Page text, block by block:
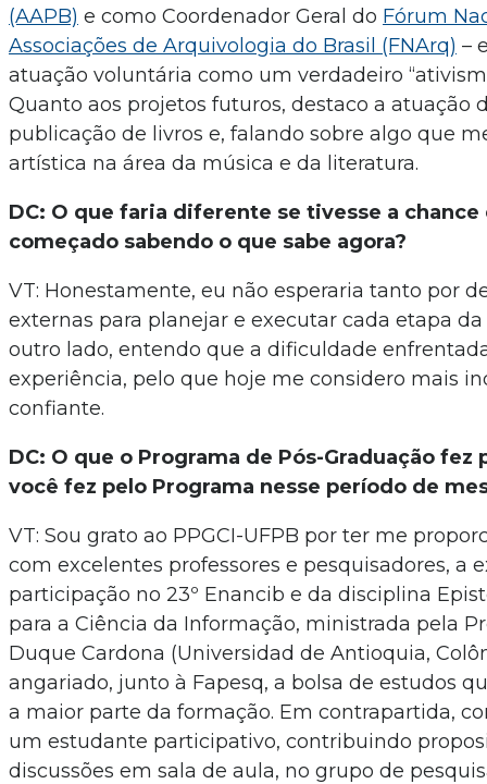
(AAPB) e como Coordenador Geral do Fórum
Associações de Arquivologia do Brasil (FNArq) –
atuação voluntária como um verdadeiro
Quanto aos projetos futuros, destaco a atuação
publicação de livros e, falando sobre algo que
artística na área da música e da literatura.
DC: O que faria diferente se tivesse a chance
começado sabendo o que sabe agora?
VT: Honestamente, eu não esperaria tanto por
externas para planejar e executar cada etapa da
outro lado, entendo que a dificuldade
experiência, pelo que hoje me considero mais
confiante.
DC: O que o Programa de Pós-Graduação fez
você fez pelo Programa nesse período de
VT: Sou grato ao PPGCI-UFPB por ter me
com excelentes professores e pesquisadores, a
participação no 23º Enancib e da disciplina
para a Ciência da Informação, ministrada pela
Duque Cardona (Universidad de Antioquia,
angariado, junto à Fapesq, a bolsa de estudos
a maior parte da formação. Em contrapartida,
um estudante participativo, contribuindo
discussões em sala de aula, no grupo de